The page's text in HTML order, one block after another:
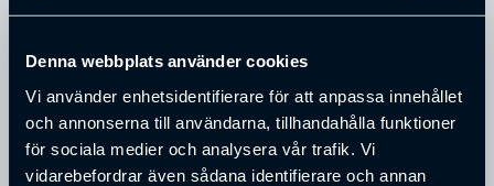
Denna webbplats använder cookies
Vi använder enhetsidentifierare för att anpassa innehållet
och annonserna till användarna, tillhandahålla funktioner
för sociala medier och analysera vår trafik. Vi
vidarebefordrar även sådana identifierare och annan
Rådgivning vid ägarförändringar i bolag.